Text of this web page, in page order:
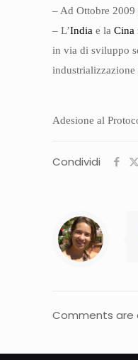
– Ad Ottobre
– L’India e laCina
in via di sviluppo
industrializzazione
Adesione al
Condividi
Comments are